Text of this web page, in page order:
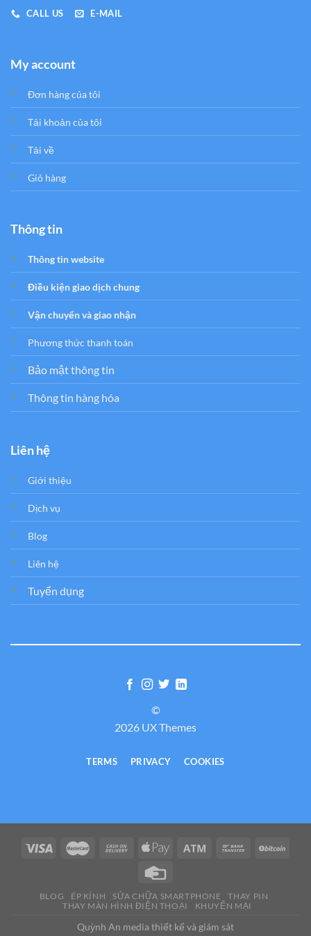
CALL US E-MAIL
My account
Đơn hàng của tôi
Tải khoản của tôi
Tải về
Giỏ hàng
Thông tin
Thông tin website
Điều kiện giao dịch chung
Vận chuyển và giao nhận
Phương thức thanh toán
Bảo mật thông tin
Thông tin hàng hóa
Liên hệ
Giới thiệu
Dịch vụ
Blog
Liên hệ
Tuyển dụng
©
2026 UX Themes
TERMS PRIVACY COOKIES
BLOG ÉP KÍNH SỬA CHỮA SMARTPHONE
THAY PIN
THAY MÀN HÌNH ĐIỆN THOẠI
KHUYẾN MẠI
Quỳnh An media thiết kế và giám sát